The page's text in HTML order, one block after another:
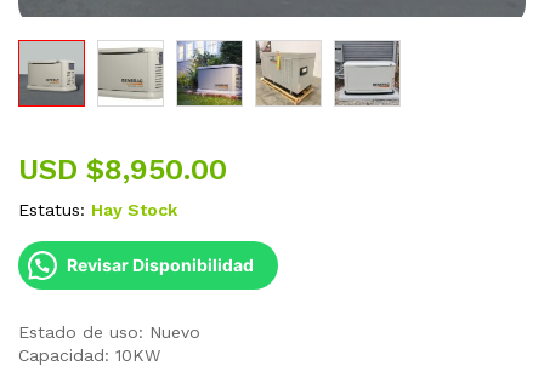
USD $8,950.00
Estatus: Hay Stock
Revisar Disponibilidad
Estado de uso: Nuevo
Capacidad: 10KW